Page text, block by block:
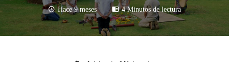
Hace 9 meses 4 Minutos de lectura